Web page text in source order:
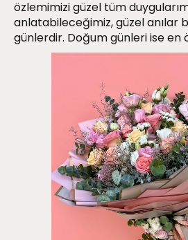
özlemimizi güzel tüm
anlatabileceğimiz, güzel anılar
günlerdir. Doğum günleri ise en